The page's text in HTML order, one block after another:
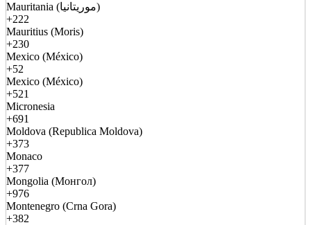
Mauritania (موريتانيا)
+222
Mauritius (Moris)
+230
Mexico (México)
+52
Mexico (México)
+521
Micronesia
+691
Moldova (Republica Moldova)
+373
Monaco
+377
Mongolia (Монгол)
+976
Montenegro (Crna Gora)
+382